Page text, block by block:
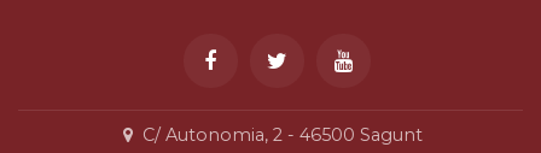
C/ Autonomia, 2 - 46500 Sagunt